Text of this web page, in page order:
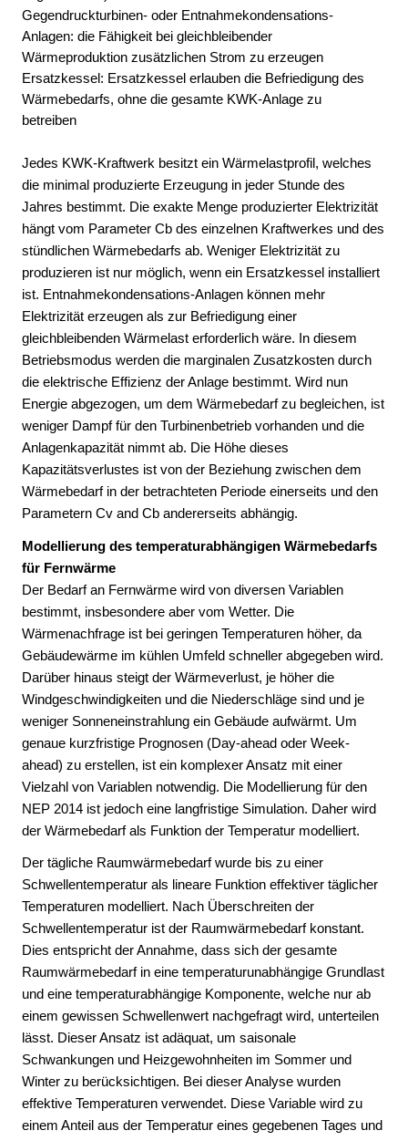
Gegendruckturbinen- oder Entnahmekondensations-
Anlagen: die Fähigkeit bei gleichbleibender
Wärmeproduktion zusätzlichen Strom zu erzeugen
Ersatzkessel: Ersatzkessel erlauben die Befriedigung des
Wärmebedarfs, ohne die gesamte KWK-Anlage zu
betreiben
Jedes KWK-Kraftwerk besitzt ein Wärmelastprofil, welches
die minimal produzierte Erzeugung in jeder Stunde des
Jahres bestimmt. Die exakte Menge produzierter Elektrizität
hängt vom Parameter Cb des einzelnen Kraftwerkes und des
stündlichen Wärmebedarfs ab. Weniger Elektrizität zu
produzieren ist nur möglich, wenn ein Ersatzkessel installiert
ist. Entnahmekondensations-Anlagen können mehr
Elektrizität erzeugen als zur Befriedigung einer
gleichbleibenden Wärmelast erforderlich wäre. In diesem
Betriebsmodus werden die marginalen Zusatzkosten durch
die elektrische Effizienz der Anlage bestimmt. Wird nun
Energie abgezogen, um dem Wärmebedarf zu begleichen, ist
weniger Dampf für den Turbinenbetrieb vorhanden und die
Anlagenkapazität nimmt ab. Die Höhe dieses
Kapazitätsverlustes ist von der Beziehung zwischen dem
Wärmebedarf in der betrachteten Periode einerseits und den
Parametern Cv and Cb andererseits abhängig.
Modellierung des temperaturabhängigen Wärmebedarfs
für Fernwärme
Der Bedarf an Fernwärme wird von diversen Variablen
bestimmt, insbesondere aber vom Wetter. Die
Wärmenachfrage ist bei geringen Temperaturen höher, da
Gebäudewärme im kühlen Umfeld schneller abgegeben wird.
Darüber hinaus steigt der Wärmeverlust, je höher die
Windgeschwindigkeiten und die Niederschläge sind und je
weniger Sonneneinstrahlung ein Gebäude aufwärmt. Um
genaue kurzfristige Prognosen (Day-ahead oder Week-
ahead) zu erstellen, ist ein komplexer Ansatz mit einer
Vielzahl von Variablen notwendig. Die Modellierung für den
NEP 2014 ist jedoch eine langfristige Simulation. Daher wird
der Wärmebedarf als Funktion der Temperatur modelliert.
Der tägliche Raumwärmebedarf wurde bis zu einer
Schwellentemperatur als lineare Funktion effektiver täglicher
Temperaturen modelliert. Nach Überschreiten der
Schwellentemperatur ist der Raumwärmebedarf konstant.
Dies entspricht der Annahme, dass sich der gesamte
Raumwärmebedarf in eine temperaturunabhängige Grundlast
und eine temperaturabhängige Komponente, welche nur ab
einem gewissen Schwellenwert nachgefragt wird, unterteilen
lässt. Dieser Ansatz ist adäquat, um saisonale
Schwankungen und Heizgewohnheiten im Sommer und
Winter zu berücksichtigen. Bei dieser Analyse wurden
effektive Temperaturen verwendet. Diese Variable wird zu
einem Anteil aus der Temperatur eines gegebenen Tages und